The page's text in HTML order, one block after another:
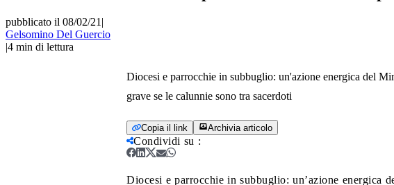
pubblicato il 08/02/21 |
Gelsomino Del Guercio
|4 min di lettura
Diocesi e parrocchie in subbuglio: un'azione energica del
grave se le calunnie sono tra sacerdoti
Copia il link Archivia articolo
Condividi su :
Diocesi e parrocchie in subbuglio: un’azione energica